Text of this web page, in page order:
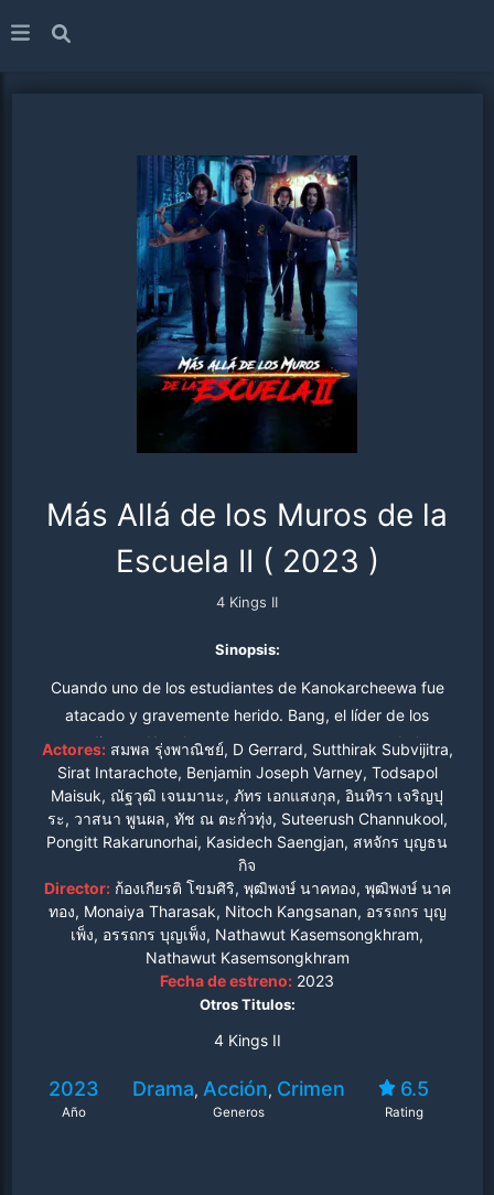
Más Allá de los Muros de la
Escuela II ( 2023 )
4 Kings II
Sinopsis:
Cuando uno de los estudiantes de Kanokarcheewa fue
atacado y gravemente herido. Bang, el líder de los
estudiantes Kanok, se prepara para vengarse de los
estudiantes de Buranabondh.
Actores: สมพล รุ่งพาณิชย์, D Gerrard, Sutthirak Subvijitra,
Sirat Intarachote, Benjamin Joseph Varney, Todsapol
Maisuk, ณัฐวุฒิ เจนมานะ, ภัทร เอกแสงกุล, อินทิรา เจริญปุ
ระ, วาสนา พูนผล, ทัช ณ ตะกั่วทุ่ง, Suteerush Channukool,
Pongitt Rakarunorhai, Kasidech Saengjan, สหจักร บุญธน
กิจ
Director: ก้องเกียรติ โขมศิริ, พุฒิพงษ์ นาคทอง, พุฒิพงษ์ นาค
ทอง, Monaiya Tharasak, Nitoch Kangsanan, อรรถกร บุญ
เพ็ง, อรรถกร บุญเพ็ง, Nathawut Kasemsongkhram,
Nathawut Kasemsongkhram
Fecha de estreno: 2023
Otros Titulos:
4 Kings II
2023
Año
Drama, Acción, Crimen
Generos
6.5
Rating